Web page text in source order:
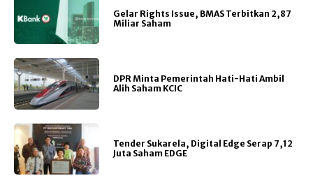
Gelar Rights Issue, BMAS Terbitkan 2,87
Miliar Saham
DPR Minta Pemerintah Hati-Hati Ambil
Alih Saham KCIC
Tender Sukarela, Digital Edge Serap 7,12
Juta Saham EDGE